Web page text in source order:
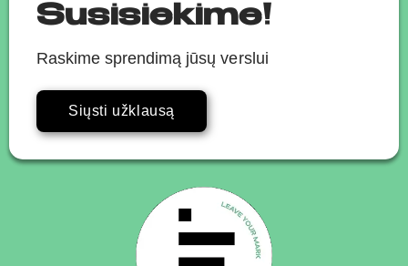
Susisiekime!
Raskime sprendimą jūsų verslui
Siųsti užklausą